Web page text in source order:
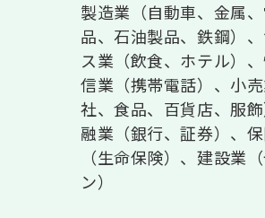
製造業（自動車、金属
品、石油製品、鉄鋼）
ス業（飲食、ホテル）
信業（携帯電話）、小
社、食品、百貨店、服
融業（銀行、証券）、
（生命保険）、建設業
ン）